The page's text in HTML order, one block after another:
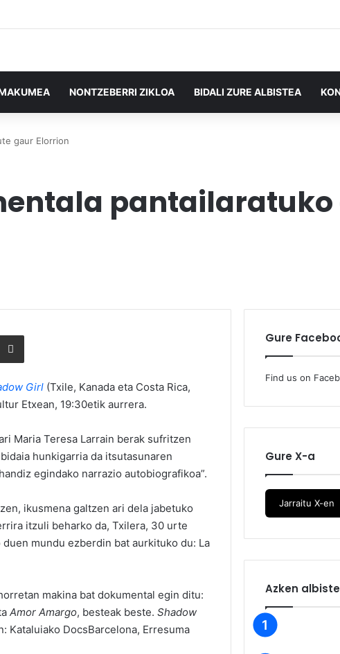
NONTZEBERRI ZIKLOA BIDALI ZURE ALBISTEA
gaur Elorrion
Girl (Txile, Kanada eta Costa Rica,
Etxean, 19:30etik aurrera.
Maria Teresa Larrain berak sufritzen
hunkigarria da itsutasunaren
egindako narrazio autobiografikoa”.
ikusmena galtzen ari dela jabetuko
itzuli beharko da, Txilera, 30 urte
mundu ezberdin bat aurkituko du: La
makina bat dokumental egin ditu:
Amor Amargo, besteak beste. Shadow
Kataluiako DocsBarcelona, Erresuma
Gure
Find us on
Gure X-a
Jarraitu X-en
Azken